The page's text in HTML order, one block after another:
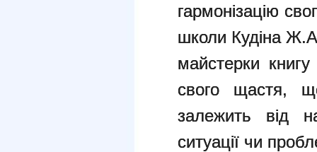
гармонізацію
школи Кудіна
майстерки
свого щастя,
залежить від
ситуації чи